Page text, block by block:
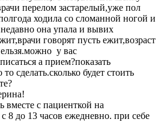
перелом застарелый,уже пол
ходила со сломанной ногой и
она упала и вывих
говорят пусть ежит,возраст
у вас
а прием?показать
сделать.сколько будет стоить
вместе с пациенткой на
8 до 13 часов ежедневно. при себе